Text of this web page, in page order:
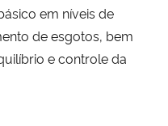
em níveis de
de esgotos, bem
e controle da